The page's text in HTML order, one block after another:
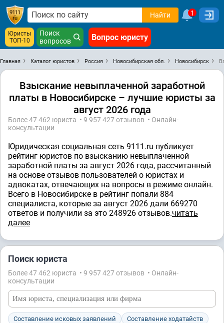
Найти 1
Юристы
ТОП-10
Поиск
вопросов
Вопрос юристу
Главная Каталог юристов Россия Новосибирская обл. Новосибирск
Взыскание невыплаченной заработной
платы в Новосибирске – лучшие юристы за
август 2026 года
Более 47 462 юристa • 9 957 427 отзывов • Онлайн-
консультации
Юридическая социальная сеть 9111.ru публикует
рейтинг юристов по взысканию невыплаченной
заработной платы за август 2026 года, рассчитанный
на основе отзывов пользователей о юристах и
адвокатах, отвечающих на вопросы в режиме онлайн.
Всего в Новосибирске в рейтинг попали 884
специалистa, которые за август 2026 дали 669270
ответов и получили за это 248926 отзывов.читать
далее
Поиск юриста
Более 47 462 юристa • 9 957 427 отзывов • Онлайн-
консультации
Составление исковых заявлений
Составление ходатайств